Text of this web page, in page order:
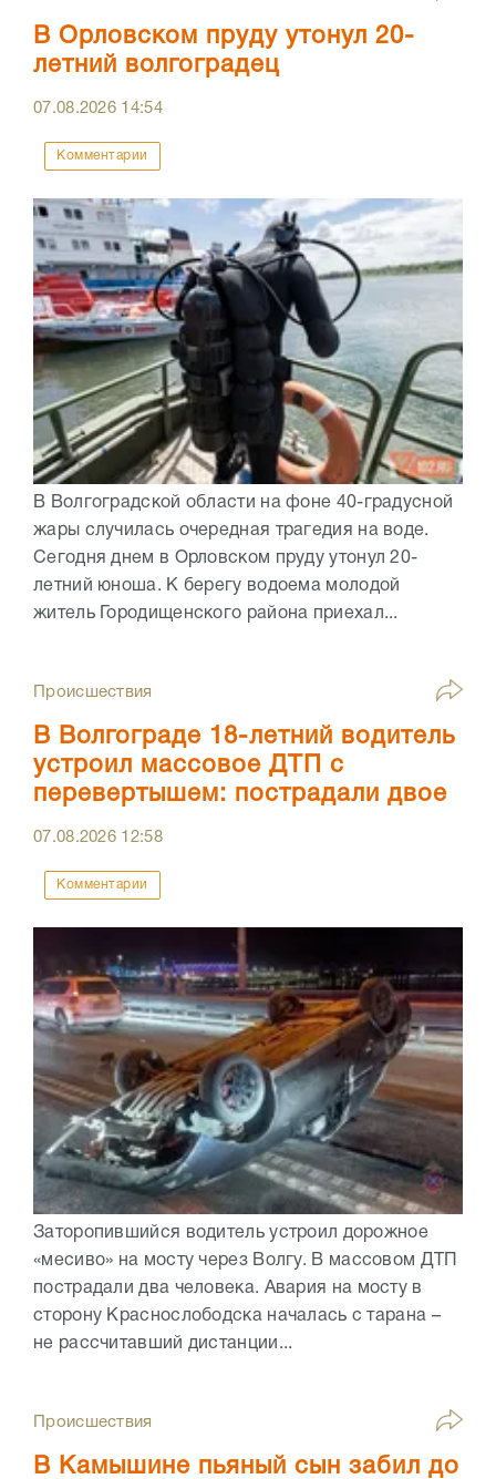
В Орловском пруду утонул 20-
летний волгоградец
07.08.2026 14:54
Комментарии
В Волгоградской области на фоне 40-градусной
жары случилась очередная трагедия на воде.
Сегодня днем в Орловском пруду утонул 20-
летний юноша. К берегу водоема молодой
житель Городищенского района приехал...
Происшествия
В Волгограде 18-летний водитель
устроил массовое ДТП с
перевертышем: пострадали двое
07.08.2026 12:58
Комментарии
Заторопившийся водитель устроил дорожное
«месиво» на мосту через Волгу. В массовом ДТП
пострадали два человека. Авария на мосту в
сторону Краснослободска началась с тарана –
не рассчитавший дистанции...
Происшествия
В Камышине пьяный сын забил до